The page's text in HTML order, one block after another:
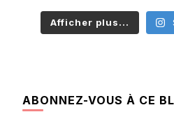
Afficher plus...
ABONNEZ-VOUS À CE